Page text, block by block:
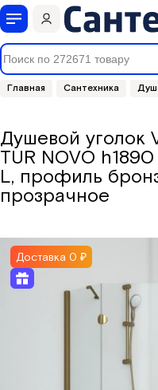
Сантехника
Мебель для ванной
Главная Сантехника
Душевой уголок
TUR NOVO
L, профиль
прозрачное
Доставка 0 ₽